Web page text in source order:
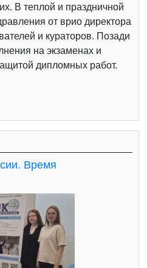
В теплой и праздничной
от врио директора
и кураторов. Позади
на экзаменах и
дипломных работ.
Время